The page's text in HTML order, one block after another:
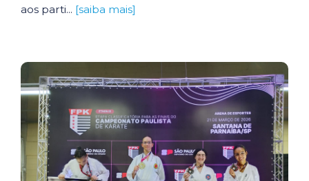
aos parti... [saiba mais]